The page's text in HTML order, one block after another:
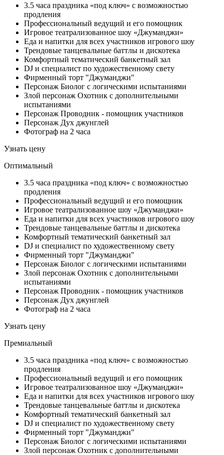
3.5 часа праздника «под ключ» с возможностью
продления
Профессиональный ведущий и его помощник
Игровое театрализованное шоу «Джуманджи»
Еда и напитки для всех участников игрового шоу
Трендовые танцевальные баттлы и дискотека
Комфортный тематический банкетный зал
DJ и специалист по художественному свету
Фирменный торт "Джуманджи"
Персонаж Биолог с логическими испытаниями
Злой персонаж Охотник с дополнительными
испытаниями
Персонаж Проводник - помощник участников
Персонаж Дух джунглей
Фотограф на 2 часа
Узнать цену
Оптимальный
3.5 часа праздника «под ключ» с возможностью
продления
Профессиональный ведущий и его помощник
Игровое театрализованное шоу «Джуманджи»
Еда и напитки для всех участников игрового шоу
Трендовые танцевальные баттлы и дискотека
Комфортный тематический банкетный зал
DJ и специалист по художественному свету
Фирменный торт "Джуманджи"
Персонаж Биолог с логическими испытаниями
Злой персонаж Охотник с дополнительными
испытаниями
Персонаж Проводник - помощник участников
Персонаж Дух джунглей
Фотограф на 2 часа
Узнать цену
Премиальный
3.5 часа праздника «под ключ» с возможностью
продления
Профессиональный ведущий и его помощник
Игровое театрализованное шоу «Джуманджи»
Еда и напитки для всех участников игрового шоу
Трендовые танцевальные баттлы и дискотека
Комфортный тематический банкетный зал
DJ и специалист по художественному свету
Фирменный торт "Джуманджи"
Персонаж Биолог с логическими испытаниями
Злой персонаж Охотник с дополнительными